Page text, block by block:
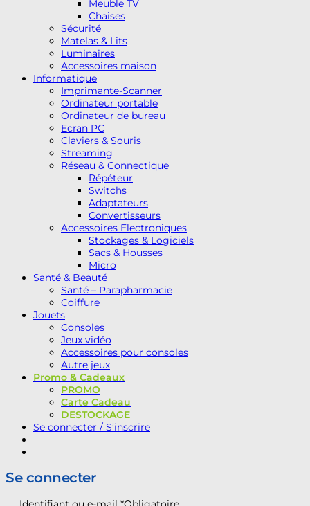
Meuble TV
Chaises
Sécurité
Matelas & Lits
Luminaires
Accessoires maison
Informatique
Imprimante-Scanner
Ordinateur portable
Ordinateur de bureau
Ecran PC
Claviers & Souris
Streaming
Réseau & Connectique
Répéteur
Switchs
Adaptateurs
Convertisseurs
Accessoires Electroniques
Stockages & Logiciels
Sacs & Housses
Micro
Santé & Beauté
Santé – Parapharmacie
Coiffure
Jouets
Consoles
Jeux vidéo
Accessoires pour consoles
Autre jeux
Promo & Cadeaux
PROMO
Carte Cadeau
DESTOCKAGE
Se connecter / S’inscrire
Se connecter